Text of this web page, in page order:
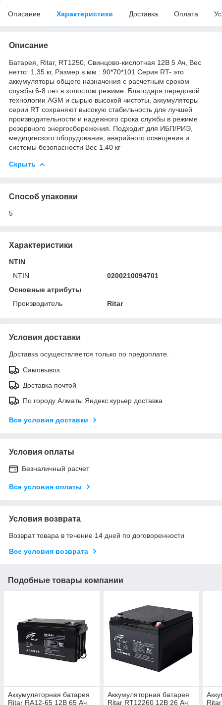
Описание Характеристики Доставка Оплата
Описание
Батарея, Ritar, RT1250, Свинцово-кислотная 12В 5 Ач, Вес
нетто: 1,35 кг, Размер в мм.: 90*70*101 Серия RT- это
аккумуляторы общего назначения с расчетным сроком
службы 6-8 лет в холостом режиме. Благодаря передовой
технологии AGM и сырью высокой чистоты, аккумуляторы
серии RT сохраняют высокую стабильность для лучшей
производительности и надежного срока службы в режиме
резервного энергосбережения. Подходит для ИБП/РИЭ,
медицинского оборудования, аварийного освещения и
системы безопасности Вес 1.40 кг
Скрыть
Способ упаковки
5
Характеристики
NTIN
NTIN
0200210094701
Основные атрибуты
Производитель
Ritar
Условия доставки
Доставка осуществляется только по предоплате.
Самовывоз
Доставка почтой
По городу Алматы Яндекс курьер доставка
Все условия доставки
Условия оплаты
Безналичный расчет
Все условия оплаты
Условия возврата
Возврат товара в течение 14 дней по договоренности
Все условия возврата
Подобные товары компании
Аккумуляторная батарея
Ritar RA12-65 12В 65 Ач
Аккумуляторная батарея
Ritar RT12260 12В 26 Ач